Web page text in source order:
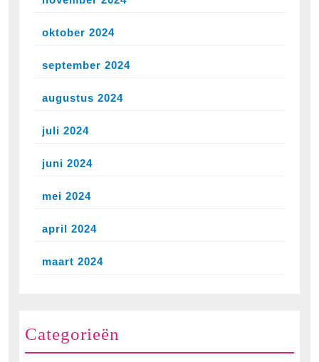
oktober 2024
september 2024
augustus 2024
juli 2024
juni 2024
mei 2024
april 2024
maart 2024
Categorieën